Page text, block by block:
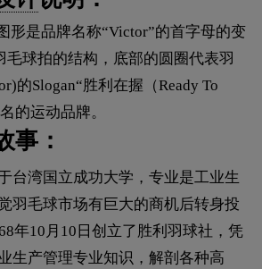
形是品牌名称“Victor”的首字母的变
毛球拍的结构，底部的圆圈代表羽
的Slogan“胜利在握（Ready To
的运动品牌。
事：
台湾国立成功大学，专业是工业生
羽毛球市场有巨大的商机后转身投
年10月10日创立了胜利羽球社，凭
生产管理专业知识，解剖各种高